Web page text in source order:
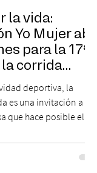
la vida:
Yo Mujer abre
para la 17ª
corrida
deportiva, la
es una invitación a
que hace posible el
todo el año: brindar
y apoyo